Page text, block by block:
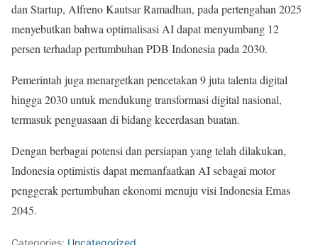
dan Startup, Alfreno Kautsar Ramadhan, pada pertengahan 2025
menyebutkan bahwa optimalisasi AI dapat menyumbang 12
persen terhadap pertumbuhan PDB Indonesia pada 2030.
Pemerintah juga menargetkan pencetakan 9 juta talenta digital
hingga 2030 untuk mendukung transformasi digital nasional,
termasuk penguasaan di bidang kecerdasan buatan.
Dengan berbagai potensi dan persiapan yang telah dilakukan,
Indonesia optimistis dapat memanfaatkan AI sebagai motor
penggerak pertumbuhan ekonomi menuju visi Indonesia Emas
2045.
Categories: Uncategorized